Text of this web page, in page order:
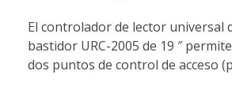
El controlador de lector universal
bastidor URC-2005 de 19 ″
dos puntos de control de acceso